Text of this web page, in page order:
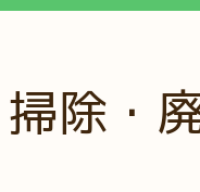
掃除・